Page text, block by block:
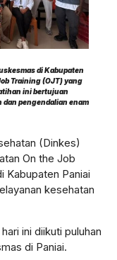
di Kabupaten
Training (OJT) yang
ini bertujuan
dan pengendalian enam
(Dinkes)
On the Job
Kabupaten Paniai
kesehatan
ini diikuti puluhan
di Paniai.